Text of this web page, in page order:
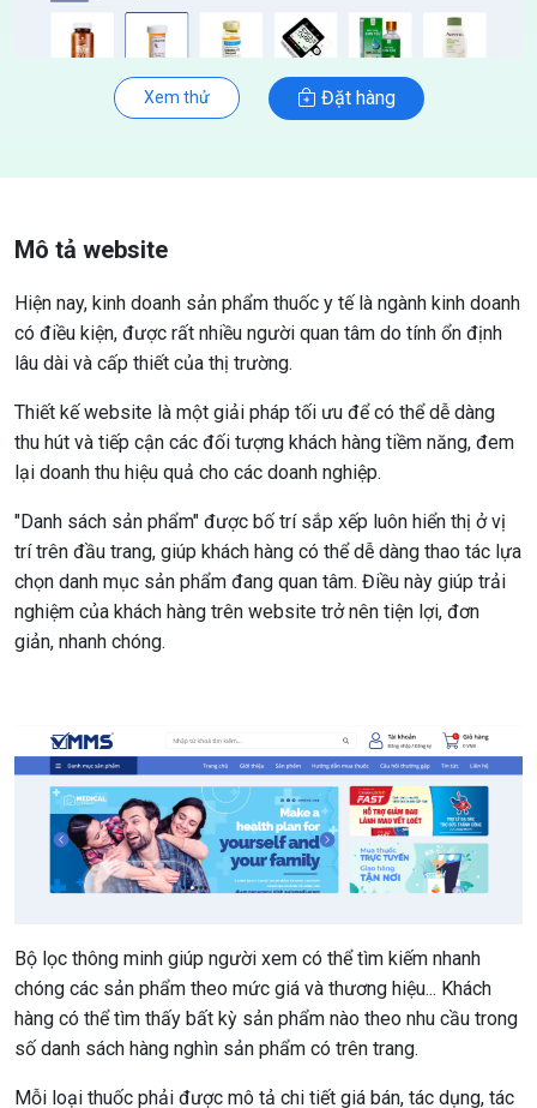
Xem thử Đặt hàng
Mô tả website
Hiện nay, kinh doanh sản phẩm thuốc y tế là ngành kinh doanh
có điều kiện, được rất nhiều người quan tâm do tính ổn định
lâu dài và cấp thiết của thị trường.
Thiết kế website là một giải pháp tối ưu để có thể dễ dàng
thu hút và tiếp cận các đối tượng khách hàng tiềm năng, đem
lại doanh thu hiệu quả cho các doanh nghiệp.
"Danh sách sản phẩm" được bố trí sắp xếp luôn hiển thị ở vị
trí trên đầu trang, giúp khách hàng có thể dễ dàng thao tác lựa
chọn danh mục sản phẩm đang quan tâm. Điều này giúp trải
nghiệm của khách hàng trên website trở nên tiện lợi, đơn
giản, nhanh chóng.
Bộ lọc thông minh giúp người xem có thể tìm kiếm nhanh
chóng các sản phẩm theo mức giá và thương hiệu... Khách
hàng có thể tìm thấy bất kỳ sản phẩm nào theo nhu cầu trong
số danh sách hàng nghìn sản phẩm có trên trang.
Mỗi loại thuốc phải được mô tả chi tiết giá bán, tác dụng, tác